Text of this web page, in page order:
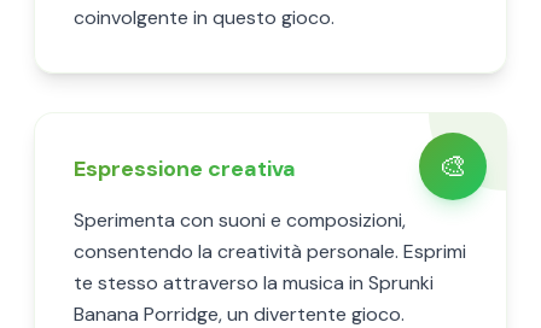
coinvolgente in questo gioco.
🎨
Espressione creativa
Sperimenta con suoni e composizioni,
consentendo la creatività personale. Esprimi
te stesso attraverso la musica in Sprunki
Banana Porridge, un divertente gioco.